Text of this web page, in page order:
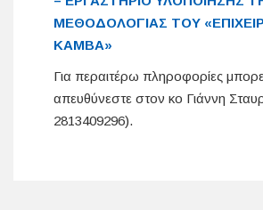
ΜΕΘΟΔΟΛΟΓΙΑΣ ΤΟΥ
ΚΑΜΒΑ»
Για περαιτέρω πληροφορίες
απευθύνεστε στον κο Γιάννη
2813409296).